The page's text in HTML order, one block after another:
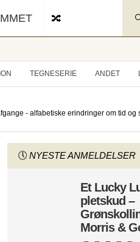
TEGNESERIE ANDET
- alfabetiske erindringer om tid og
NYESTE ANMELDELSER
Et Lucky
pletskud –
Morris &